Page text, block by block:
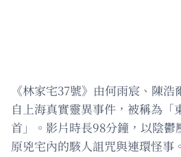
《林家宅37號》由何雨宸、陳
自上海真實靈異事件，被稱為「
首」。影片時長98分鐘，以陰鬱
原兇宅內的駭人詛咒與連環怪事。